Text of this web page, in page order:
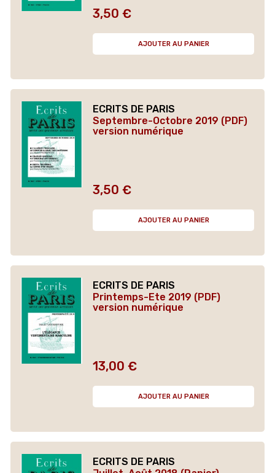
Prix
3,50 €
AJOUTER AU PANIER
ECRITS DE PARIS
Septembre-Octobre 2019 (PDF)
version numérique
Prix
3,50 €
AJOUTER AU PANIER
ECRITS DE PARIS
Printemps-Ete 2019 (PDF)
version numérique
Prix
13,00 €
AJOUTER AU PANIER
ECRITS DE PARIS